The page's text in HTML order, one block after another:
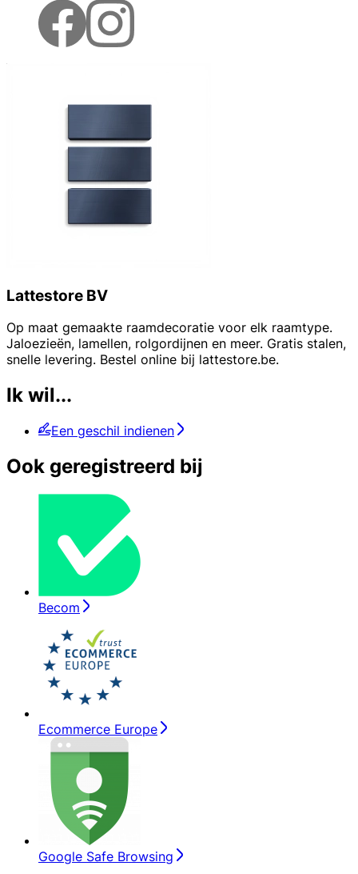
Lattestore BV
Op maat gemaakte raamdecoratie voor elk raamtype.
Jaloezieën, lamellen, rolgordijnen en meer. Gratis stalen,
snelle levering. Bestel online bij lattestore.be.
Ik wil...
Een geschil indienen
Ook geregistreerd bij
Becom
Ecommerce Europe
Google Safe Browsing